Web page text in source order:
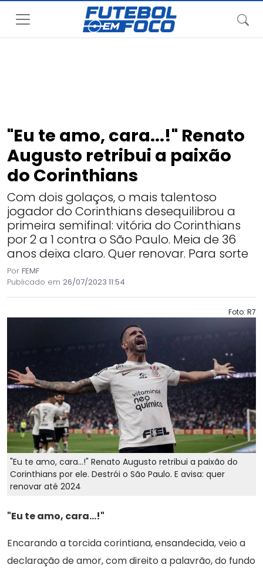
"Eu te amo, cara...!" Renato
Augusto retribui a paixão
do Corinthians
Com dois golaços, o mais talentoso
jogador do Corinthians desequilibrou a
primeira semifinal: vitória do Corinthians
por 2 a 1 contra o São Paulo. Meia de 36
anos deixa claro. Quer renovar. Para sorte
Por FEMF
Publicado em 26/07/2023 11:54
Foto: R7
"Eu te amo, cara...!" Renato Augusto retribui a paixão do
Corinthians por ele. Destrói o São Paulo. E avisa: quer
renovar até 2024
"Eu te amo, cara...!"
Encarando a torcida corintiana, ensandecida, veio a
declaração de amor, com direito a palavrão, do fundo